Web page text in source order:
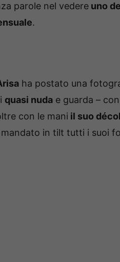
parole nel vedere uno
.
ha postato una
quasi nuda e guarda –
con le mani il suo
mandato in tilt tutti i suoi